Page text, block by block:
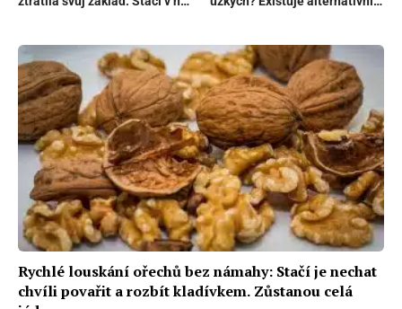
Rychlé louskání ořechů bez námahy: Stačí je nechat
chvíli povařit a rozbít kladívkem. Zůstanou celá